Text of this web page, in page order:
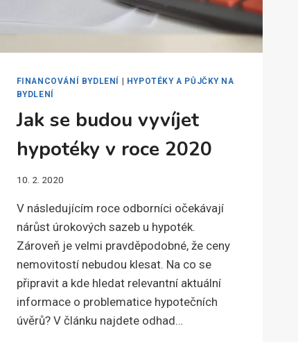
FINANCOVÁNÍ BYDLENÍ | HYPOTÉKY A PŮJČKY NA
BYDLENÍ
Jak se budou vyvíjet
hypotéky v roce 2020
10. 2. 2020
V následujícím roce odborníci očekávají
nárůst úrokových sazeb u hypoték.
Zároveň je velmi pravděpodobné, že ceny
nemovitostí nebudou klesat. Na co se
připravit a kde hledat relevantní aktuální
informace o problematice hypotečních
úvěrů? V článku najdete odhad…